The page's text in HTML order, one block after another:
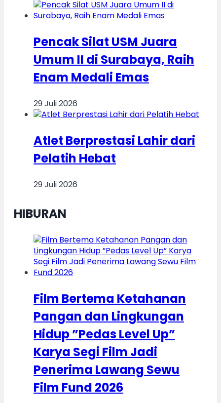
Pencak Silat USM Juara
Umum II di Surabaya, Raih
Enam Medali Emas
29 Juli 2026
Atlet Berprestasi Lahir dari
Pelatih Hebat
29 Juli 2026
HIBURAN
Film Bertema Ketahanan
Pangan dan Lingkungan
Hidup ”Pedas Level Up”
Karya Segi Film Jadi
Penerima Lawang Sewu
Film Fund 2026